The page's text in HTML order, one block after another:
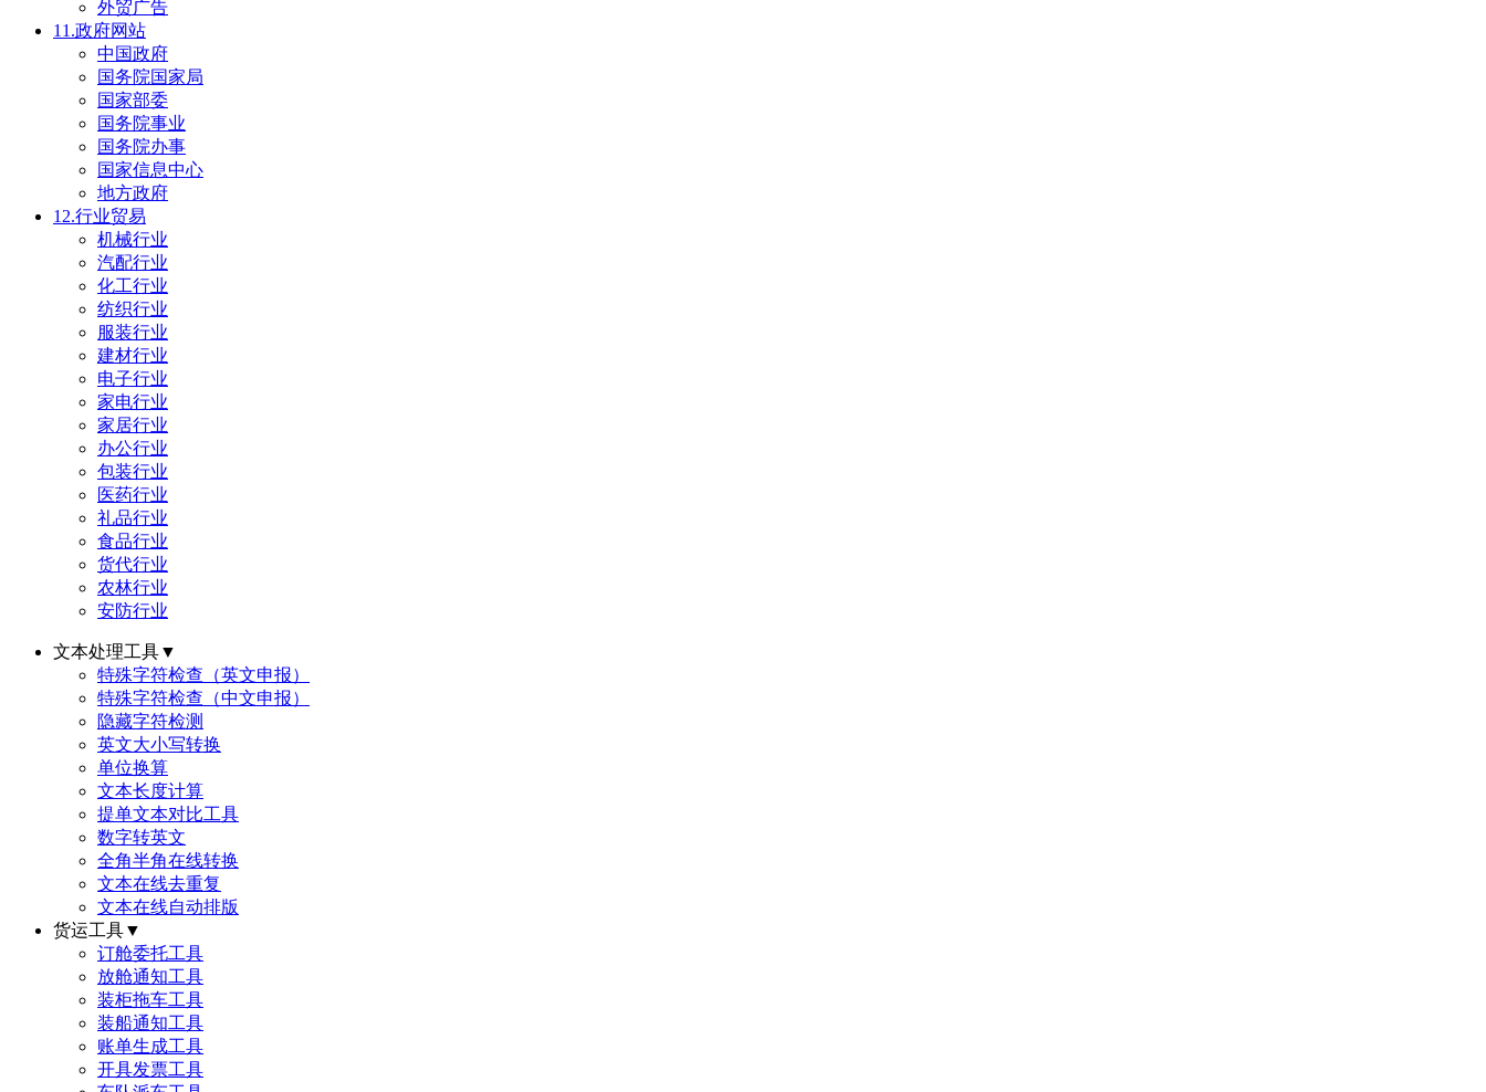
外贸广告
11.政府网站
中国政府
国务院国家局
国家部委
国务院事业
国务院办事
国家信息中心
地方政府
12.行业贸易
机械行业
汽配行业
化工行业
纺织行业
服装行业
建材行业
电子行业
家电行业
家居行业
办公行业
包装行业
医药行业
礼品行业
食品行业
货代行业
农林行业
安防行业
文本处理工具▼
特殊字符检查（英文申报）
特殊字符检查（中文申报）
隐藏字符检测
英文大小写转换
单位换算
文本长度计算
提单文本对比工具
数字转英文
全角半角在线转换
文本在线去重复
文本在线自动排版
货运工具▼
订舱委托工具
放舱通知工具
装柜拖车工具
装船通知工具
账单生成工具
开具发票工具